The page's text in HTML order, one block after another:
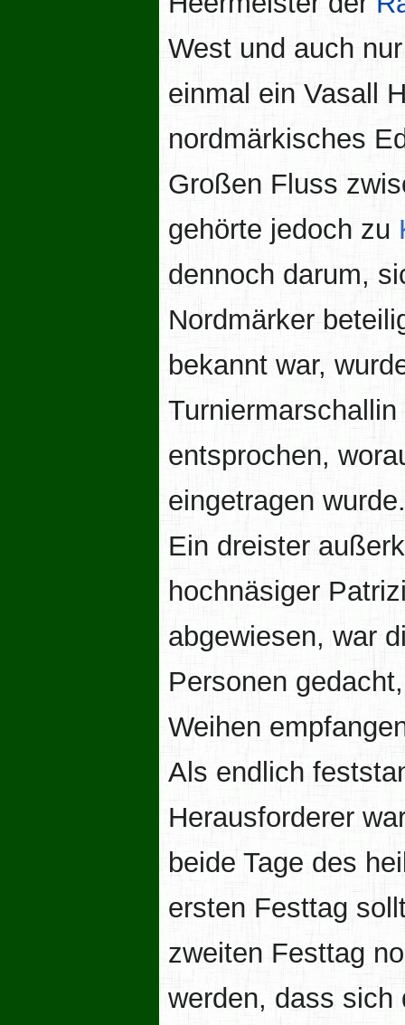
West und auch
einmal ein Vasall
nordmärkisches
Großen Fluss
gehörte jedoch zu
dennoch darum,
Nordmärker
bekannt war,
entsprochen,
eingetragen wurde.
Ein dreister
hochnäsiger
abgewiesen, war
Personen
Weihen
Als endlich
Herausforderer
beide Tage des
ersten Festtag
zweiten Festtag
werden, dass sich